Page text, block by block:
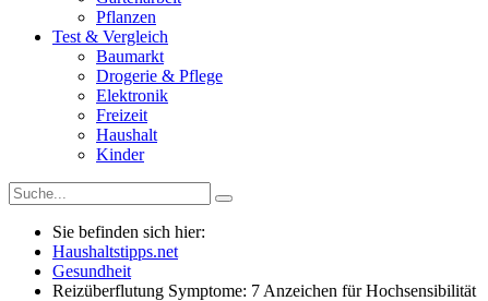
Pflanzen
Test & Vergleich
Baumarkt
Drogerie & Pflege
Elektronik
Freizeit
Haushalt
Kinder
Sie befinden sich hier:
Haushaltstipps.net
Gesundheit
Reizüberflutung Symptome: 7 Anzeichen für Hochsensibilität